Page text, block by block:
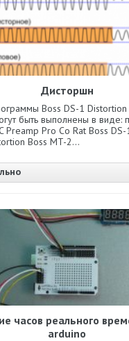
Дисторшн
Boss DS-1 Distortion
быть выполнены в виде:
Preamp Pro Co Rat Boss
Boss MT-2...
часов реального
arduino